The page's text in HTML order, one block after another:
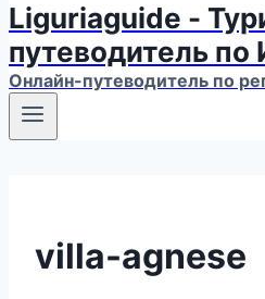
Liguriaguide -
путеводитель по
Онлайн-путеводитель по
villa-agnese